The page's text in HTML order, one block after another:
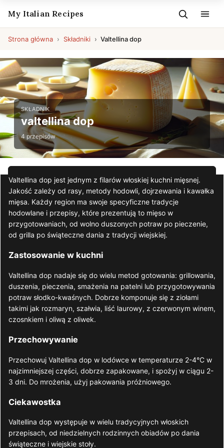
My Italian Recipes
Strona główna Składniki Valtellina dop
SKŁADNIK
valtellina dop
4 przepisów
Valtellina dop jest jednym z filarów włoskiej kuchni mięsnej.
Jakość zależy od rasy, metody hodowli, dojrzewania i kawałka
mięsa. Każdy region ma swoje specyficzne tradycje
hodowlane i przepisy, które prezentują to mięso w
przygotowaniach, od wolno duszonych potraw po pieczenie,
od grilla po świąteczne dania z tradycji wiejskiej.
Zastosowanie w kuchni
Valtellina dop nadaje się do wielu metod gotowania: grillowania,
duszenia, pieczenia, smażenia na patelni lub przygotowywania
potraw słodko-kwaśnych. Dobrze komponuje się z ziołami
takimi jak rozmaryn, szałwia, liść laurowy, z czerwonym winem,
czosnkiem i oliwą z oliwek.
Przechowywanie
Przechowuj Valtellina dop w lodówce w temperaturze 2-4°C w
najzimniejszej części, dobrze zapakowane, i spożyj w ciągu 2-
3 dni. Do mrożenia, użyj pakowania próżniowego.
Ciekawostka
Valtellina dop występuje w wielu tradycyjnych włoskich
przepisach, od niedzielnych rodzinnych obiadów po dania
świąteczne i wiejskie stoły.